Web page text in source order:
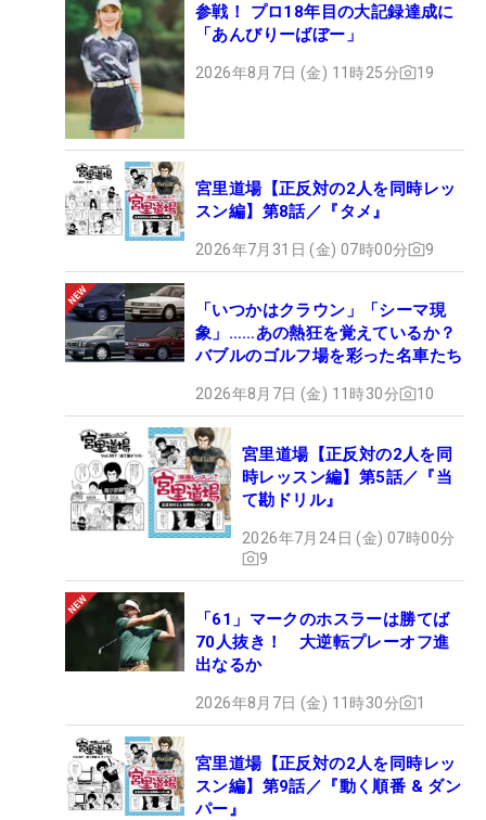
参戦！ プロ18年目の大記録達成に
「あんびりーばぼー」
2026年8月7日 (金) 11時25分 19
宮里道場【正反対の2人を同時レッ
スン編】第8話／『タメ』
2026年7月31日 (金) 07時00分 9
「いつかはクラウン」「シーマ現
象」……あの熱狂を覚えているか？
バブルのゴルフ場を彩った名車たち
2026年8月7日 (金) 11時30分 10
宮里道場【正反対の2人を同
時レッスン編】第5話／『当
て勘ドリル』
2026年7月24日 (金) 07時00分
9
「61」マークのホスラーは勝てば
70人抜き！ 大逆転プレーオフ進
出なるか
2026年8月7日 (金) 11時30分 1
宮里道場【正反対の2人を同時レッ
スン編】第9話／『動く順番 & ダン
パー』